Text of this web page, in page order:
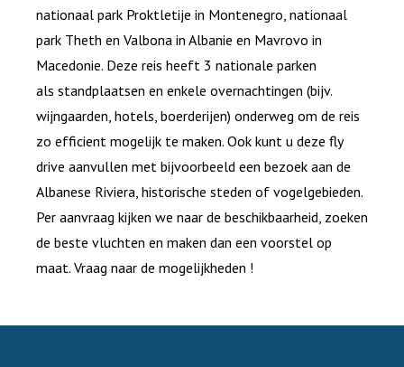
nationaal park Proktletije in Montenegro, nationaal
park Theth en Valbona in Albanie en Mavrovo in
Macedonie. Deze reis heeft 3 nationale parken
als standplaatsen en enkele overnachtingen (bijv.
wijngaarden, hotels, boerderijen) onderweg om de reis
zo efficient mogelijk te maken. Ook kunt u deze fly
drive aanvullen met bijvoorbeeld een bezoek aan de
Albanese Riviera, historische steden of vogelgebieden.
Per aanvraag kijken we naar de beschikbaarheid, zoeken
de beste vluchten en maken dan een voorstel op
maat. Vraag naar de mogelijkheden !